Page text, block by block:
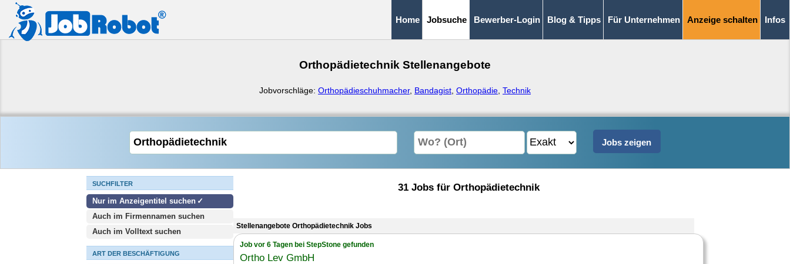
Home Jobsuche Bewerber-Login Blog & Tipps Für Unternehmen Anzeige schalten Infos
Orthopädietechnik Stellenangebote
Jobvorschläge: Orthopädieschuhmacher, Bandagist Orthopädie Technik
SUCHFILTER
Nur im Anzeigentitel suchen
Auch im Firmennamen suchen
Auch im Volltext suchen
ART DER BESCHÄFTIGUNG
31 Jobs für Orthopädietechnik
Stellenangebote Orthopädietechnik Jobs
Job vor 6 Tagen bei StepStone gefunden
Ortho Lev GmbH